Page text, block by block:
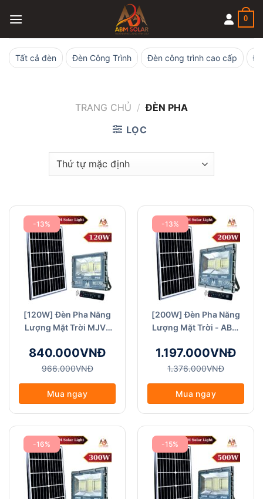
content
0
Tất cả đèn Đèn Công Trình Đèn công trình cao cấp
TRANG CHỦ / ĐÈN PHA
LỌC
-13%
[120W] Đèn Pha Năng
Lượng Mặt Trời MJV-
120W)
840.000VNĐ
966.000VNĐ
Mua ngay
-13%
[200W] Đèn Pha Năng
Lượng Mặt Trời - ABM
Đèn chiếu sáng sân
vườn, Chống Nước
Đúc Nguyên Khối
1.197.000VNĐ
1.376.000VNĐ
Mua ngay
-16% -15%